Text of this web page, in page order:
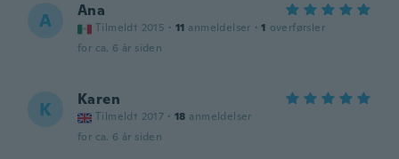
A Ana
Tilmeldt 2015 · 11 anmeldelser · 1 overførsler
for ca. 6 år siden
K Karen
Tilmeldt 2017 · 18 anmeldelser
for ca. 6 år siden